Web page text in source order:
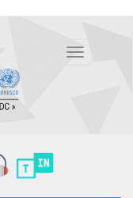
Toggle